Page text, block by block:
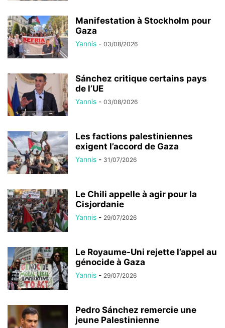
Manifestation à Stockholm pour
Gaza
Yannis - 03/08/2026
Sánchez critique certains pays
de l’UE
Yannis - 03/08/2026
Les factions palestiniennes
exigent l’accord de Gaza
Yannis - 31/07/2026
Le Chili appelle à agir pour la
Cisjordanie
Yannis - 29/07/2026
Le Royaume-Uni rejette l’appel au
génocide à Gaza
Yannis - 29/07/2026
Pedro Sánchez remercie une
jeune Palestinienne